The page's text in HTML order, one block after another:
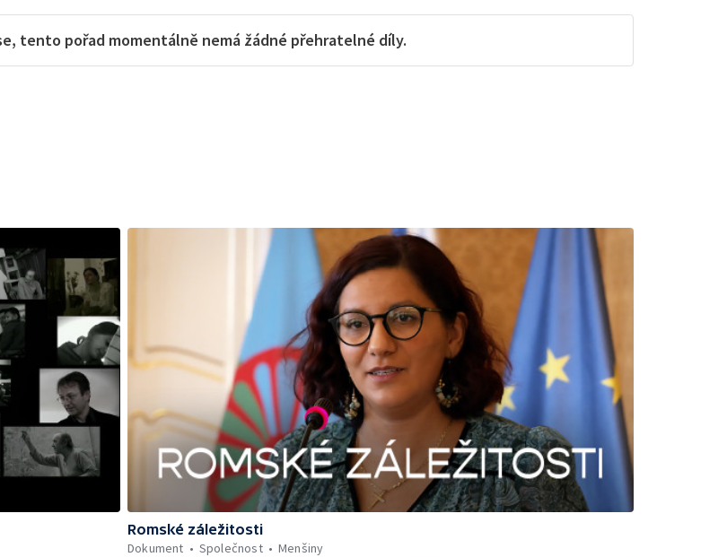
tento pořad momentálně nemá žádné přehratelné díly.
Romské záležitosti
Dokument
Společnost Menšiny